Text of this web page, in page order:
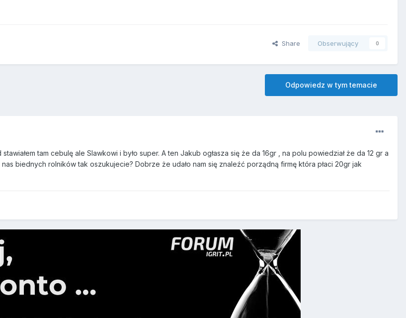
Share Obserwujący 0
Odpowiedz w tym temacie
tam cebulę ale Slawkowi i było super. A ten Jakub ogłasza się że da 16gr , na polu powiedział że da 12 gr a
biednych rolników tak oszukujecie? Dobrze że udało nam się znaleźć porządną firmę która płaci 20gr jak